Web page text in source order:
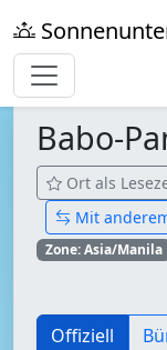
Babo-
Ort als
Mit
Zone: Asia/Manila
Offiziell